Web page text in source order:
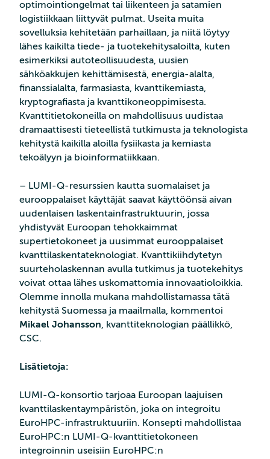
optimointiongelmat tai liikenteen ja satamien
logistiikkaan liittyvät pulmat. Useita muita
sovelluksia kehitetään parhaillaan, ja niitä löytyy
lähes kaikilta tiede- ja tuotekehitysaloilta, kuten
esimerkiksi autoteollisuudesta, uusien
sähköakkujen kehittämisestä, energia-alalta,
finanssialalta, farmasiasta, kvanttikemiasta,
kryptografiasta ja kvanttikoneoppimisesta.
Kvanttitietokoneilla on mahdollisuus uudistaa
dramaattisesti tieteellistä tutkimusta ja teknologista
kehitystä kaikilla aloilla fysiikasta ja kemiasta
tekoälyyn ja bioinformatiikkaan.
– LUMI-Q-resurssien kautta suomalaiset ja
eurooppalaiset käyttäjät saavat käyttöönsä aivan
uudenlaisen laskentainfrastruktuurin, jossa
yhdistyvät Euroopan tehokkaimmat
supertietokoneet ja uusimmat eurooppalaiset
kvanttilaskentateknologiat. Kvanttikiihdytetyn
suurteholaskennan avulla tutkimus ja tuotekehitys
voivat ottaa lähes uskomattomia innovaatioloikkia.
Olemme innolla mukana mahdollistamassa tätä
kehitystä Suomessa ja maailmalla, kommentoi
Mikael Johansson , kvanttiteknologian päällikkö,
CSC.
Lisätietoja:
LUMI-Q-konsortio tarjoaa Euroopan laajuisen
kvanttilaskentaympäristön, joka on integroitu
EuroHPC-infrastruktuuriin. Konsepti mahdollistaa
EuroHPC:n LUMI-Q-kvanttitietokoneen
integroinnin useisiin EuroHPC:n